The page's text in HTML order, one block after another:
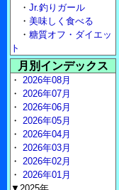
・ Jr.釣りガール
・ 美味しく食べる
・ 糖質オフ・ダイエッ
ト
月別インデックス
・ 2026年08月
・ 2026年07月
・ 2026年06月
・ 2026年05月
・ 2026年04月
・ 2026年03月
・ 2026年02月
・ 2026年01月